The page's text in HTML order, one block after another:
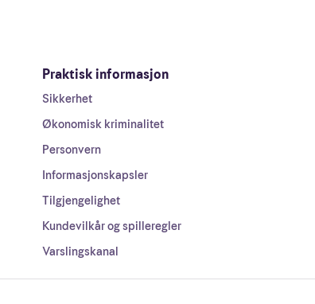
Praktisk informasjon
Sikkerhet
Økonomisk kriminalitet
Personvern
Informasjonskapsler
Tilgjengelighet
Kundevilkår og spilleregler
Varslingskanal